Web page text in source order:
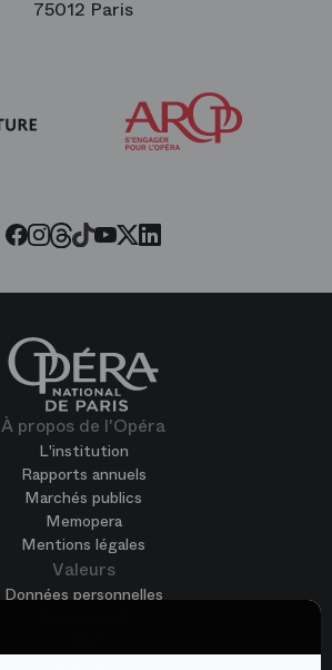
75012 Paris
Facebook
Instagram
Threads
Tiktok
Youtube
Twitter
LinkedIn
À propos de l'Opéra
L'institution
Rapports annuels
Marchés publics
Memopera
Mentions légales
Valeurs
Données personnelles